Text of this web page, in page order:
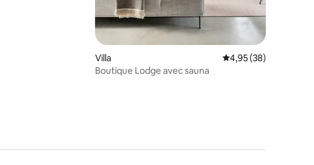
Villa Évaluation moyenne
4,95 (38)
Boutique Lodge avec sauna